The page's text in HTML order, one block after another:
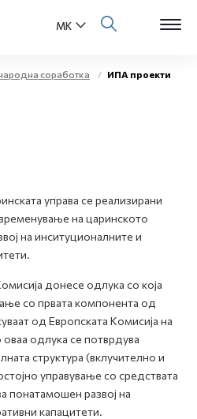
соработка ИПА проекти
управа се реализирани
на царинското
на инситуционалните и
донесе одлука со која
со првата компонента од
од Европската Комисија на
одлука се потврдува
структура (вклучително и
управување со средствата
понатамошен развој на
капацитети.